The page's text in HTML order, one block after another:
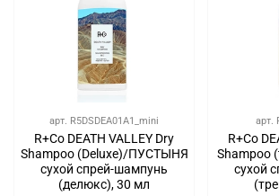
арт. R5DSDEA01A1_mini
R+Co DEATH VALLEY Dry
Shampoo (Deluxe)/ПУСТЫНЯ
сухой спрей-шампунь
(делюкс), 30 мл
арт.
R+Co
Shampoo
сухой